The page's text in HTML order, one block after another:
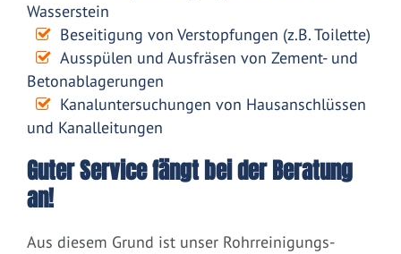
Wasserstein
Beseitigung von Verstopfungen (z.B. Toilette)
Ausspülen und Ausfräsen von Zement- und
Betonablagerungen
Kanaluntersuchungen von Hausanschlüssen
und Kanalleitungen
Guter Service fängt bei der Beratung
an!
Aus diesem Grund ist unser Rohrreinigungs-